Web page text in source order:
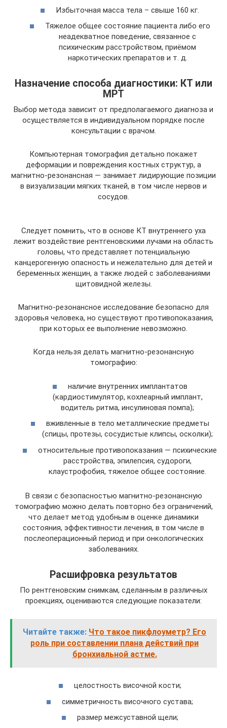
Избыточная масса тела – свыше 160 кг.
Тяжелое общее состояние пациента либо его
неадекватное поведение, связанное с
психическим расстройством, приёмом
наркотических препаратов и т. д.
Назначение способа диагностики: КТ или
МРТ
Выбор метода зависит от предполагаемого диагноза и
осуществляется в индивидуальном порядке после
консультации с врачом.
Компьютерная томография детально покажет
деформации и повреждения костных структур, а
магнитно-резонансная — занимает лидирующие позиции
в визуализации мягких тканей, в том числе нервов и
сосудов.
Следует помнить, что в основе КТ внутреннего уха
лежит воздействие рентгеновскими лучами на область
головы, что представляет потенциальную
канцерогенную опасность и нежелательно для детей и
беременных женщин, а также людей с заболеваниями
щитовидной железы.
Магнитно-резонансное исследование безопасно для
здоровья человека, но существуют противопоказания,
при которых ее выполнение невозможно.
Когда нельзя делать магнитно-резонансную
томографию:
наличие внутренних имплантатов
(кардиостимулятор, кохлеарный имплант,
водитель ритма, инсулиновая помпа);
вживленные в тело металлические предметы
(спицы, протезы, сосудистые клипсы, осколки);
относительные противопоказания — психические
расстройства, эпилепсия, судороги,
клаустрофобия, тяжелое общее состояние.
В связи с безопасностью магнитно-резонансную
томографию можно делать повторно без ограничений,
что делает метод удобным в оценке динамики
состояния, эффективности лечения, в том числе в
послеоперационный период и при онкологических
заболеваниях.
Расшифровка результатов
По рентгеновским снимкам, сделанным в различных
проекциях, оцениваются следующие показатели:
Читайте также: Что такое пикфлоуметр? Его
роль при составлении плана действий при
бронхиальной астме.
целостность височной кости;
симметричность височного сустава;
размер межсуставной щели;